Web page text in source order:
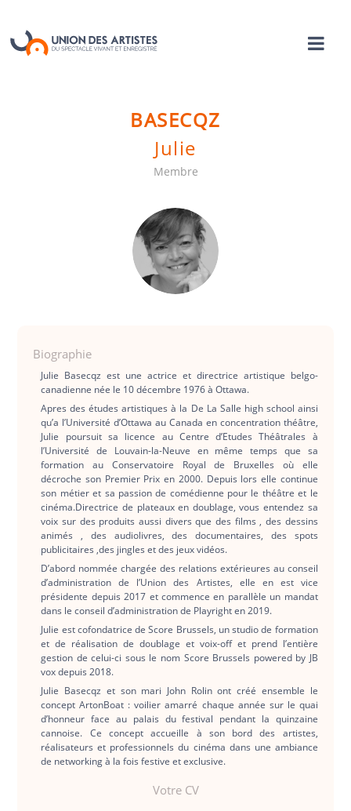
BASECQZ
Julie
Membre
Biographie
Julie Basecqz est une actrice et directrice artistique belgo-
canadienne née le 10 décembre 1976 à Ottawa.
Apres des études artistiques à la De La Salle high school ainsi
qu’a l’Université d’Ottawa au Canada en concentration théâtre,
Julie poursuit sa licence au Centre d’Etudes Théâtrales à
l’Université de Louvain-la-Neuve en même temps que sa
formation au Conservatoire Royal de Bruxelles où elle
décroche son Premier Prix en 2000. Depuis lors elle continue
son métier et sa passion de comédienne pour le théâtre et le
cinéma.Directrice de plateaux en doublage, vous entendez sa
voix sur des produits aussi divers que des films , des dessins
animés , des audiolivres, des documentaires, des spots
publicitaires ,des jingles et des jeux vidéos.
D’abord nommée chargée des relations extérieures au conseil
d’administration de l’Union des Artistes, elle en est vice
présidente depuis 2017 et commence en parallèle un mandat
dans le conseil d’administration de Playright en 2019.
Julie est cofondatrice de Score Brussels, un studio de formation
et de réalisation de doublage et voix-off et prend l’entière
gestion de celui-ci sous le nom Score Brussels powered by JB
vox depuis 2018.
Julie Basecqz et son mari John Rolin ont créé ensemble le
concept ArtonBoat : voilier amarré chaque année sur le quai
d’honneur face au palais du festival pendant la quinzaine
cannoise. Ce concept accueille à son bord des artistes,
réalisateurs et professionnels du cinéma dans une ambiance
de networking à la fois festive et exclusive.
Votre CV